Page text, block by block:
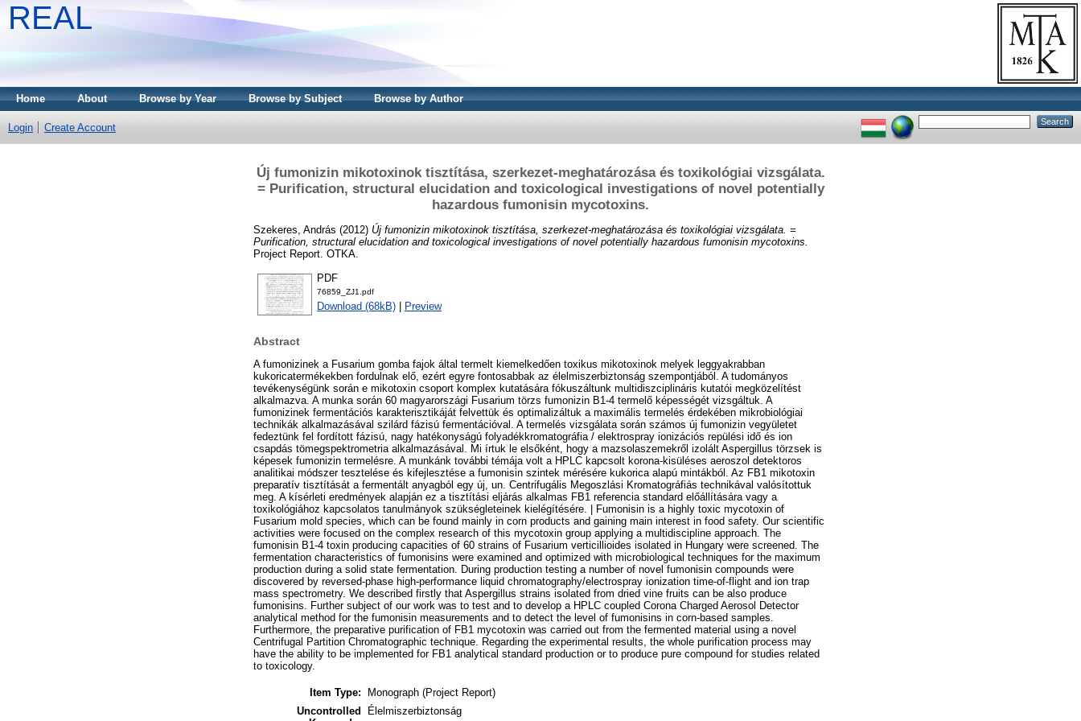
REAL
Home About Browse by Year Browse by Subject Browse by Author
Login Create Account
Új fumonizin mikotoxinok tisztítása, szerkezet-meghatározása és toxikológiai vizsgálata.
= Purification, structural elucidation and toxicological investigations of novel potentially
hazardous fumonisin mycotoxins.
Szekeres, András (2012) Új fumonizin mikotoxinok tisztítása, szerkezet-meghatározása és toxikológiai vizsgálata. =
Purification, structural elucidation and toxicological investigations of novel potentially hazardous fumonisin mycotoxins.
Project Report. OTKA.
PDF
76859_ZJ1.pdf
Download (68kB) Preview
Abstract
A fumonizinek a Fusarium gomba fajok által termelt kiemelkedően toxikus mikotoxinok melyek leggyakrabban
kukoricatermékekben fordulnak elő, ezért egyre fontosabbak az élelmiszerbiztonság szempontjából. A tudományos
tevékenységünk során e mikotoxin csoport komplex kutatására fókuszáltunk multidiszciplináris kutatói megközelítést
alkalmazva. A munka során 60 magyarországi Fusarium törzs fumonizin B1-4 termelő képességét vizsgáltuk. A
fumonizinek fermentációs karakterisztikáját felvettük és optimalizáltuk a maximális termelés érdekében mikrobiológiai
technikák alkalmazásával szilárd fázisú fermentációval. A termelés vizsgálata során számos új fumonizin vegyületet
fedeztünk fel fordított fázisú, nagy hatékonyságú folyadékkromatográfia / elektrospray ionizációs repülési idő és ion
csapdás tömegspektrometria alkalmazásával. Mi írtuk le elsőként, hogy a mazsolaszemekről izolált Aspergillus törzsek is
képesek fumonizin termelésre. A munkánk további témája volt a HPLC kapcsolt korona-kisüléses aeroszol detektoros
analitikai módszer tesztelése és kifejlesztése a fumonisin szintek mérésére kukorica alapú mintákból. Az FB1 mikotoxin
preparatív tisztítását a fermentált anyagból egy új, un. Centrifugális Megoszlási Kromatográfiás technikával valósítottuk
meg. A kísérleti eredmények alapján ez a tisztítási eljárás alkalmas FB1 referencia standard előállítására vagy a
toxikológiához kapcsolatos tanulmányok szükségleteinek kielégítésére. | Fumonisin is a highly toxic mycotoxin of
Fusarium mold species, which can be found mainly in corn products and gaining main interest in food safety. Our scientific
activities were focused on the complex research of this mycotoxin group applying a multidiscipline approach. The
fumonisin B1-4 toxin producing capacities of 60 strains of Fusarium verticillioides isolated in Hungary were screened. The
fermentation characteristics of fumonisins were examined and optimized with microbiological techniques for the maximum
production during a solid state fermentation. During production testing a number of novel fumonisin compounds were
discovered by reversed-phase high-performance liquid chromatography/electrospray ionization time-of-flight and ion trap
mass spectrometry. We described firstly that Aspergillus strains isolated from dried vine fruits can be also produce
fumonisins. Further subject of our work was to test and to develop a HPLC coupled Corona Charged Aerosol Detector
analytical method for the fumonisin measurements and to detect the level of fumonisins in corn-based samples.
Furthermore, the preparative purification of FB1 mycotoxin was carried out from the fermented material using a novel
Centrifugal Partition Chromatographic technique. Regarding the experimental results, the whole purification process may
have the ability to be implemented for FB1 analytical standard production or to produce pure compound for studies related
to toxicology.
Item Type:
Monograph (Project Report)
Uncontrolled
Élelmiszerbiztonság